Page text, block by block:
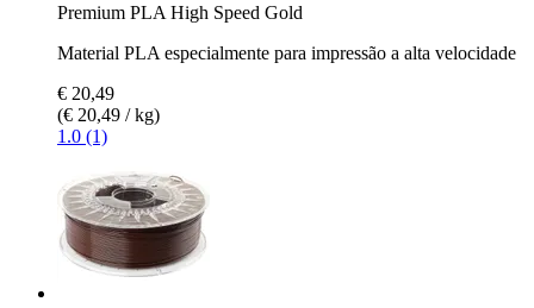
Premium PLA High Speed Gold
Material PLA especialmente para impressão a alta velocidade
€ 20,49
(€ 20,49 / kg)
1.0 (1)